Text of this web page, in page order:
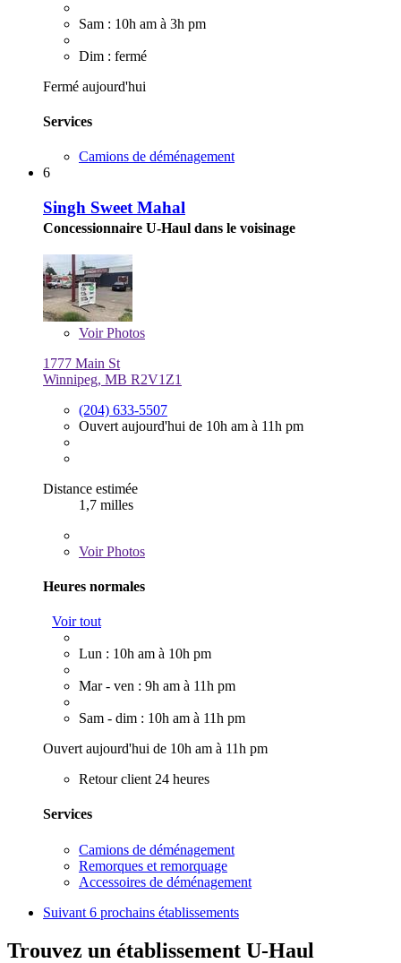
Sam : 10h am à 3h pm
Dim : fermé
Fermé aujourd'hui
Services
Camions de déménagement
6
Singh Sweet Mahal
Concessionnaire U-Haul dans le voisinage
VoirPhotos
1777 Main St
Winnipeg, MB R2V1Z1
(204) 633-5507
Ouvert aujourd'hui de 10h am à 11h pm
Distance estimée
1,7 milles
VoirPhotos
Heures normales
Voir tout
Lun : 10h am à 10h pm
Mar - ven : 9h am à 11h pm
Sam - dim : 10h am à 11h pm
Ouvert aujourd'hui de 10h am à 11h pm
Retour client 24 heures
Services
Camions de déménagement
Remorques et remorquage
Accessoires de déménagement
Suivant 6 prochains établissements
Trouvez un établissement U-Haul